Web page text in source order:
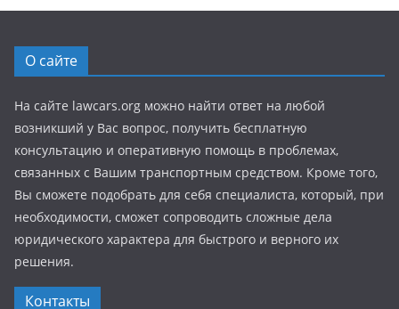
О сайте
На сайте lawcars.org можно найти ответ на любой
возникший у Вас вопрос, получить бесплатную
консультацию и оперативную помощь в проблемах,
связанных с Вашим транспортным средством. Кроме того,
Вы сможете подобрать для себя специалиста, который, при
необходимости, сможет сопроводить сложные дела
юридического характера для быстрого и верного их
решения.
Контакты